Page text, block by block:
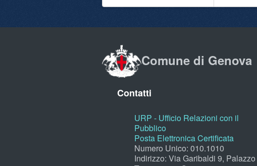
Comune di Genova
Contatti
URP - Ufficio Relazioni con il
Pubblico
Posta Elettronica Certificata
Numero Unico: 010.1010
Indirizzo: Via Garibaldi 9, Palazzo